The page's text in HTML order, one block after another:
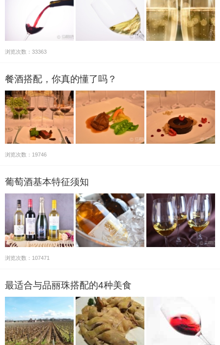
浏览次数：33363
餐酒搭配，你真的懂了吗？
浏览次数：19746
葡萄酒基本特征须知
浏览次数：107471
最适合与品丽珠搭配的4种美食